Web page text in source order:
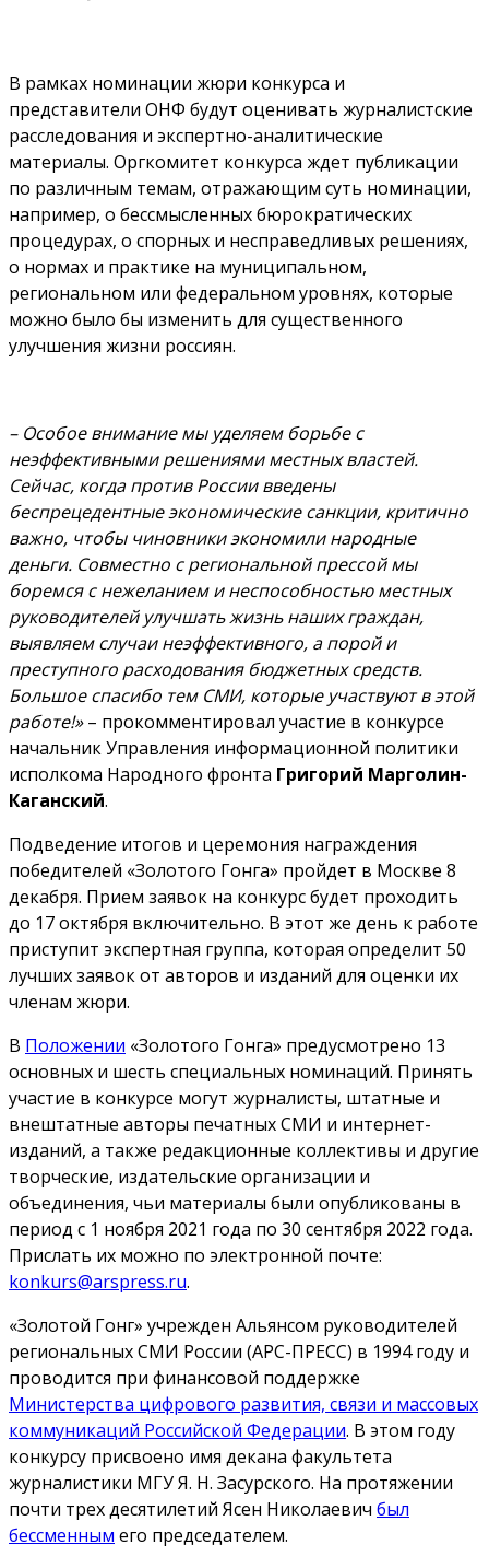
В рамках номинации жюри конкурса и
представители ОНФ будут оценивать журналистские
расследования и экспертно-аналитические
материалы. Оргкомитет конкурса ждет публикации
по различным темам, отражающим суть номинации,
например, о бессмысленных бюрократических
процедурах, о спорных и несправедливых решениях,
о нормах и практике на муниципальном,
региональном или федеральном уровнях, которые
можно было бы изменить для существенного
улучшения жизни россиян.
– Особое внимание мы уделяем борьбе с
неэффективными решениями местных властей.
Сейчас, когда против России введены
беспрецедентные экономические санкции, критично
важно, чтобы чиновники экономили народные
деньги. Совместно с региональной прессой мы
боремся с нежеланием и неспособностью местных
руководителей улучшать жизнь наших граждан,
выявляем случаи неэффективного, а порой и
преступного расходования бюджетных средств.
Большое спасибо тем СМИ, которые участвуют в этой
работе!»– прокомментировал участие в конкурсе
начальник Управления информационной политики
исполкома Народного фронта Григорий Марголин-
Каганский.
Подведение итогов и церемония награждения
победителей «Золотого Гонга» пройдет в Москве 8
декабря. Прием заявок на конкурс будет проходить
до 17 октября включительно. В этот же день к работе
приступит экспертная группа, которая определит 50
лучших заявок от авторов и изданий для оценки их
членам жюри.
В Положении «Золотого Гонга» предусмотрено 13
основных и шесть специальных номинаций. Принять
участие в конкурсе могут журналисты, штатные и
внештатные авторы печатных СМИ и интернет-
изданий, а также редакционные коллективы и другие
творческие, издательские организации и
объединения, чьи материалы были опубликованы в
период с 1 ноября 2021 года по 30 сентября 2022 года.
Прислать их можно по электронной почте:
konkurs@arspress.ru.
«Золотой Гонг» учрежден Альянсом руководителей
региональных СМИ России (АРС-ПРЕСС) в 1994 году и
проводится при финансовой поддержке
Министерства цифрового развития, связи и массовых
коммуникаций Российской Федерации. В этом году
конкурсу присвоено имя декана факультета
журналистики МГУ Я. Н. Засурского. На протяжении
почти трех десятилетий Ясен Николаевич был
бессменным его председателем.